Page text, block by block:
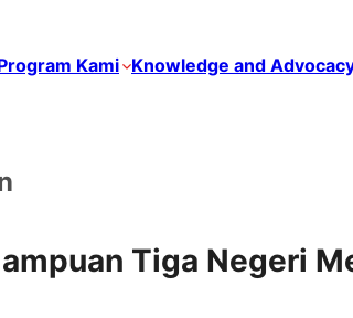
Kami Knowledge and
Tiga Negeri